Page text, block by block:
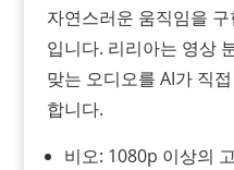
자연스러운 움직임을
입니다. 리리아는 영상
맞는 오디오를 AI가 직
합니다.
비오: 1080p 이상의